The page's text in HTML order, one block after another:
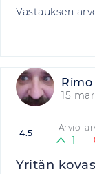
Vastauksen
Rimo
15
4.5 Arvioi
1
Yritän